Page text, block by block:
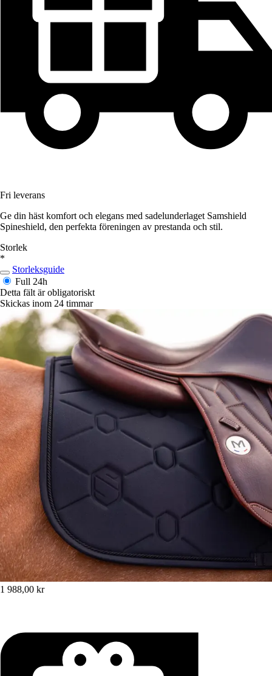
Fri leverans
Ge din häst komfort och elegans med sadelunderlaget Samshield
Spineshield, den perfekta föreningen av prestanda och stil.
Storlek
*
Storleksguide
Full 24h
Detta fält är obligatoriskt
Skickas inom 24 timmar
1 988,00 kr